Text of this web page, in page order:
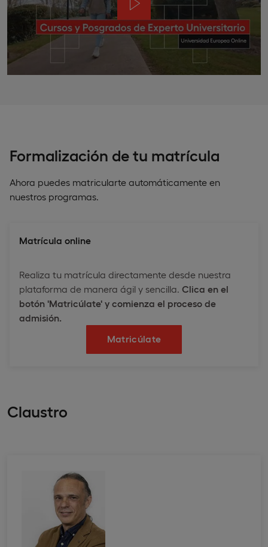
Formalización de tu matrícula
Ahora puedes matricularte automáticamente en
nuestros programas.
Matrícula online
Realiza tu matrícula directamente desde nuestra
plataforma de manera ágil y sencilla. Clica en el
botón 'Matricúlate' y comienza el proceso de
admisión.
Matricúlate
Claustro